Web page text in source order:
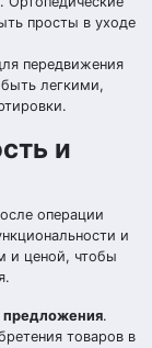
просты в уходе
передвижения
легкими,
и
операции
и
и ценой, чтобы
предложения.
товаров в